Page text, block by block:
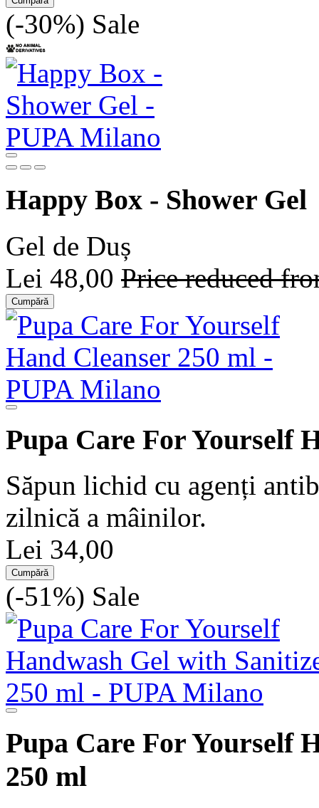
(-30%) Sale
Happy Box - Shower Gel
Gel de Duș
Lei 48,00 Price reduced
Cumpără
Pupa Care For Yourself
Săpun lichid cu agenți
zilnică a mâinilor.
Lei 34,00
Cumpără
(-51%) Sale
Pupa Care For Yourself
250 ml